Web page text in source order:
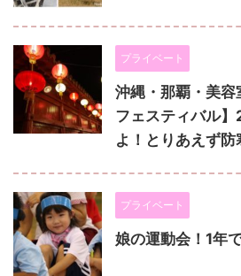
プライベート
沖縄・那覇・美
フェスティバル
よ！とりあえず防
プライベート
娘の運動会！1年